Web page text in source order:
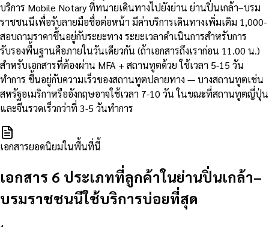
บริการ Mobile Notary ที่ทนายเดินทางไปยังย่าน ย่านปิ่นเกล้า–บรม
ราชชนนีเพื่อรับลายมือชื่อต่อหน้า มีค่าบริการเดินทางเพิ่มเติม 1,000-
สอบถามราคาขึ้นอยู่กับระยะทาง ระยะเวลาดำเนินการสำหรับการ
รับรองพื้นฐานคือภายในวันเดียวกัน (ถ้าเอกสารถึงเราก่อน 11.00 น.)
สำหรับเอกสารที่ต้องผ่าน MFA + สถานทูตด้วย ใช้เวลา 5-15 วัน
ทำการ ขึ้นอยู่กับความเร็วของสถานทูตปลายทาง — บางสถานทูตเช่น
สหรัฐอเมริกาหรืออังกฤษอาจใช้เวลา 7-10 วัน ในขณะที่สถานทูตญี่ปุ่น
และจีนรวดเร็วกว่าที่ 3-5 วันทำการ
เอกสารยอดนิยมในพื้นที่นี้
เอกสาร 6 ประเภทที่ลูกค้าในย่านปิ่นเกล้า–
บรมราชชนนีใช้บริการบ่อยที่สุด